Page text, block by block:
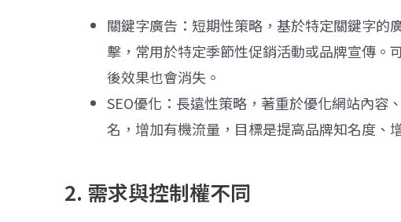
關鍵字廣告：短期性策略，基於特定關鍵字的
擊，常用於特定季節性促銷活動或品牌宣傳。
後效果也會消失。
SEO優化：長遠性策略，著重於優化網站內容
名，增加有機流量，目標是提高品牌知名度、
2. 需求與控制權不同